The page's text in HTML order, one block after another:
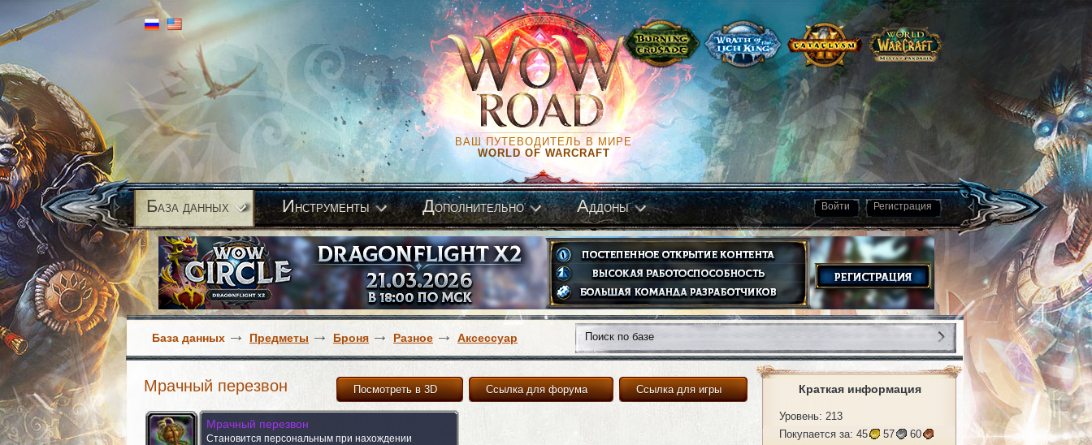
ВАШ ПУТЕВОДИТЕЛЬ В МИРЕ
WORLD OF WARCRAFT
Войти Регистрация
База данных Инструменты Дополнительно Аддоны
База данных Предметы Броня Разное Аксессуар
Краткая информация
Уровень: 213
Покупается за: 45 57
60
Ссылка для игры
Ссылка для форума
Посмотреть в 3D
Мрачный перезвон
Мрачный перезвон
Становится персональным при нахождении